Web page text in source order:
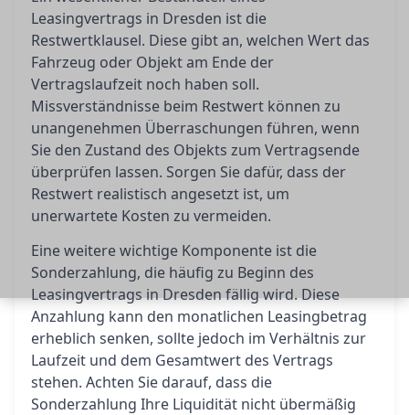
Leasingvertrags in Dresden ist die
Restwertklausel. Diese gibt an, welchen Wert das
Fahrzeug oder Objekt am Ende der
Vertragslaufzeit noch haben soll.
Missverständnisse beim Restwert können zu
unangenehmen Überraschungen führen, wenn
Sie den Zustand des Objekts zum Vertragsende
überprüfen lassen. Sorgen Sie dafür, dass der
Restwert realistisch angesetzt ist, um
unerwartete Kosten zu vermeiden.
Eine weitere wichtige Komponente ist die
Sonderzahlung, die häufig zu Beginn des
Leasingvertrags in Dresden fällig wird. Diese
Anzahlung kann den monatlichen Leasingbetrag
erheblich senken, sollte jedoch im Verhältnis zur
Laufzeit und dem Gesamtwert des Vertrags
stehen. Achten Sie darauf, dass die
Sonderzahlung Ihre Liquidität nicht übermäßig